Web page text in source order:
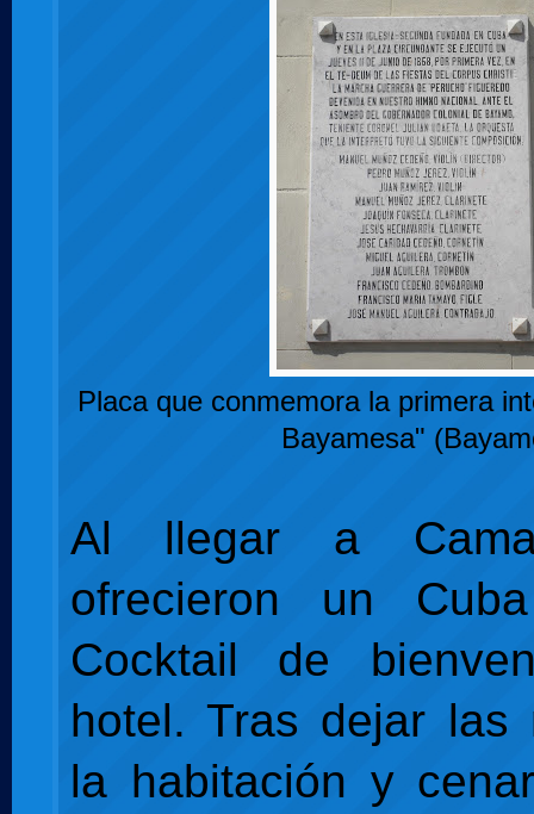
Placa que conmemora la primera
Bayamesa"
Al llegar a
ofrecieron un
Cocktail de
hotel. Tras dejar las
la habitación y